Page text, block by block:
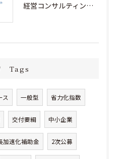
経営コンサルティングと省力化補助金で人手不足企業が成果を出す実践事例集
Tags
ス 一般型 省力化指数
交付要綱 中小企業
加速化補助金 2次公募